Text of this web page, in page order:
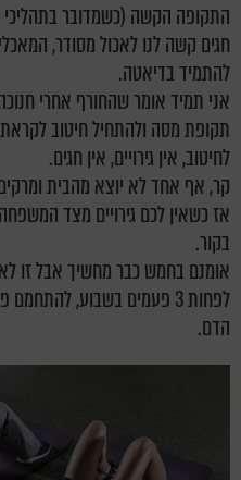
התקופה הקשה (כשמדובר בתהליכי
חגים קשה לנו לאכול מסודר,
להתמיד בדיאטה.
אני תמיד אומר שהחורף אחרי
תקופת מסה ולהתחיל חיטוב
לחיטוב, אין גירויים, אין חגים.
קר, אף אחד לא יוצא מהבית ומרקים
אז כשאין לכם גירויים מצד
בקור.
אומנם בחמש כבר מחשיך אבל זו
לפחות 3 פעמים בשבוע,
הדם.